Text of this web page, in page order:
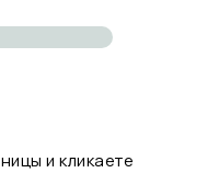
и кликаете